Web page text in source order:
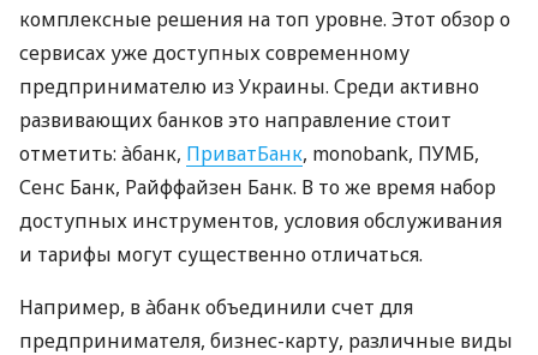
комплексные решения на топ уровне. Этот обзор о
сервисах уже доступных современному
предпринимателю из Украины. Среди активно
развивающих банков это направление стоит
отметить: àбанк, ПриватБанк, monobank, ПУМБ,
Сенс Банк, Райффайзен Банк. В то же время набор
доступных инструментов, условия обслуживания
и тарифы могут существенно отличаться.
Например, в àбанк объединили счет для
предпринимателя, бизнес-карту, различные виды